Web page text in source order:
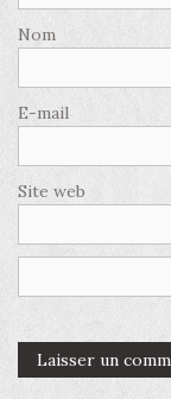
Nom
E-mail
Site web